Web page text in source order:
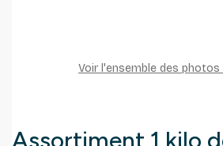
Voir l'ensemble des photos